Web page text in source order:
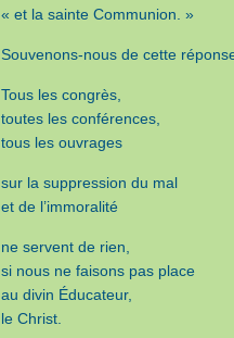
« et la sainte Communion. »
Souvenons-nous de cette
Tous les congrès,
toutes les conférences,
tous les ouvrages
sur la suppression du mal
et de l’immoralité
ne servent de rien,
si nous ne faisons pas place
au divin Éducateur,
le Christ.